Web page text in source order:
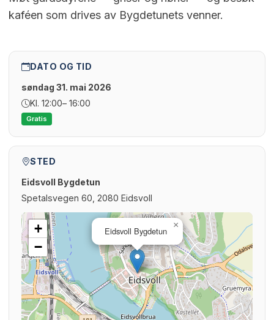
kaféen som drives av Bygdetunets venner.
DATO OG TID
søndag 31. mai 2026
Kl. 12:00– 16:00
Gratis
STED
Eidsvoll Bygdetun
Spetalsvegen 60, 2080 Eidsvoll
Eidsvoll Bygdetun
×
+
−